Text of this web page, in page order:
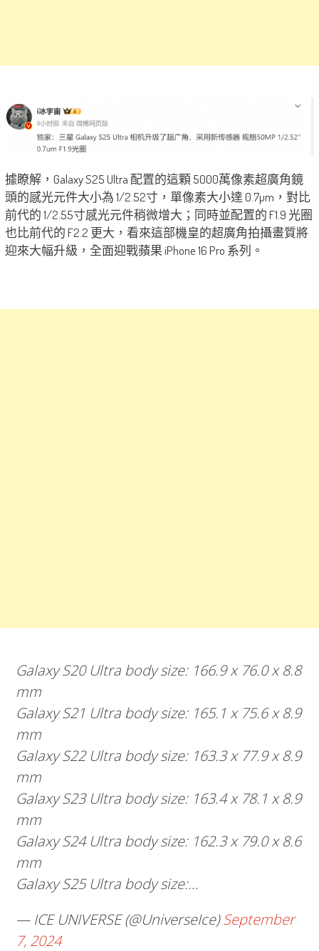
據瞭解，Galaxy S25 Ultra 配置的這顆 5000萬像素超廣角鏡
頭的感光元件大小為 1/2.52寸，單像素大小達 0.7µm，對比
前代的 1/2.55寸感光元件稍微增大；同時並配置的 F1.9 光圈
也比前代的 F2.2 更大，看來這部機皇的超廣角拍攝畫質將
迎來大幅升級，全面迎戰蘋果 iPhone 16 Pro 系列。
Galaxy S20 Ultra body size: 166.9 x 76.0 x 8.8
mm
Galaxy S21 Ultra body size: 165.1 x 75.6 x 8.9
mm
Galaxy S22 Ultra body size: 163.3 x 77.9 x 8.9
mm
Galaxy S23 Ultra body size: 163.4 x 78.1 x 8.9
mm
Galaxy S24 Ultra body size: 162.3 x 79.0 x 8.6
mm
Galaxy S25 Ultra body size:…
— ICE UNIVERSE (@UniverseIce)September
7, 2024